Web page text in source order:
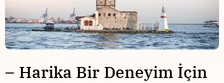
– Harika ⁤Bir Deneyim İçin⁢